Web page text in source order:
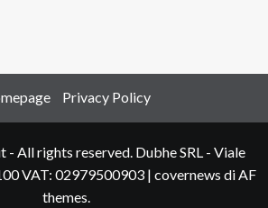
Privacy Policy
All rights reserved. Dubhe SRL - Viale
VAT: 02979500903 | covernews di AF
themes.